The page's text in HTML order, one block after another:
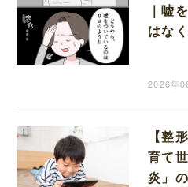
｜嘘
はな
録が
2026年
【整
育て
炎」